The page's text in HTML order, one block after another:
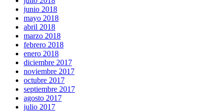
junio 2018
mayo 2018
abril 2018
marzo 2018
febrero 2018
enero 2018
diciembre 2017
noviembre 2017
octubre 2017
septiembre 2017
agosto 2017
julio 2017